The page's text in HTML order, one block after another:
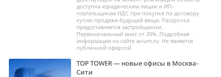
доступна юридическим лицам и ИП-
плательщикам НДС при покупке по договору
купли-продажи будущей вещи. Рассрочка
предоставляется застройщиком.
Первоначальный внос от 20%. Подробная
информация на сайте avium.ru. Не является
публичной офертой.
TOP TOWER — новые офисы в Москва-
Сити